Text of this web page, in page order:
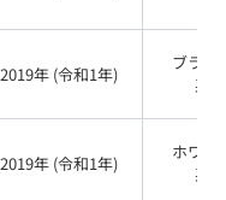
2019年 (令和1年)
ブラッ
系
2019年 (令和1年)
ホワイ
系